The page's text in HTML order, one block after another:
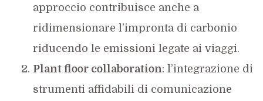
approccio contribuisce anche a
ridimensionare l’impronta di carbonio
riducendo le emissioni legate ai viaggi.
Plant floor collaboration: l’integrazione di
strumenti affidabili di comunicazione